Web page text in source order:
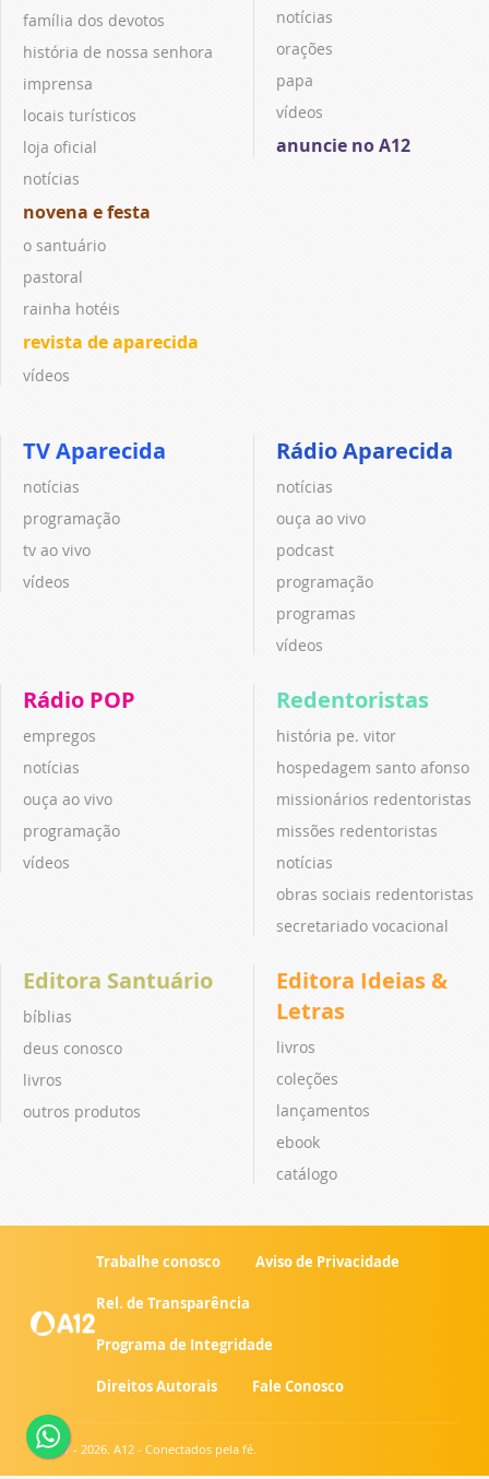
família dos devotos
história de nossa senhora
imprensa
locais turísticos
loja oficial
notícias
novena e festa
o santuário
pastoral
rainha hotéis
revista de aparecida
vídeos
notícias
orações
papa
vídeos
anuncie no A12
TV Aparecida
notícias
programação
tv ao vivo
vídeos
Rádio Aparecida
notícias
ouça ao vivo
podcast
programação
programas
vídeos
Rádio POP
empregos
notícias
ouça ao vivo
programação
vídeos
Redentoristas
história pe. vitor
hospedagem santo afonso
missionários redentoristas
missões redentoristas
notícias
obras sociais redentoristas
secretariado vocacional
Editora Santuário
bíblias
deus conosco
livros
outros produtos
Editora Ideias &
Letras
livros
coleções
lançamentos
ebook
catálogo
Trabalhe conosco Aviso de Privacidade
Rel. de Transparência
Programa de Integridade
Direitos Autorais Fale Conosco
© 2007 - 2026. A12 - Conectados pela fé.